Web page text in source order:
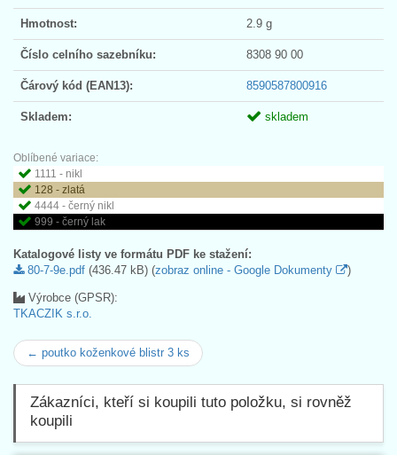
Hmotnost: 2.9 g
Číslo celního sazebníku: 8308 90 00
Čárový kód (EAN13): 8590587800916
Skladem: skladem
Oblíbené variace:
1111 - nikl
128 - zlatá
4444 - černý nikl
999 - černý lak
Katalogové listy ve formátu PDF ke stažení:
80-7-9e.pdf (436.47 kB) (zobraz online - Google Dokumenty )
Výrobce (GPSR):
TKACZIK s.r.o.
← poutko koženkové blistr 3 ks
Zákazníci, kteří si koupili tuto položku, si rovněž
koupili